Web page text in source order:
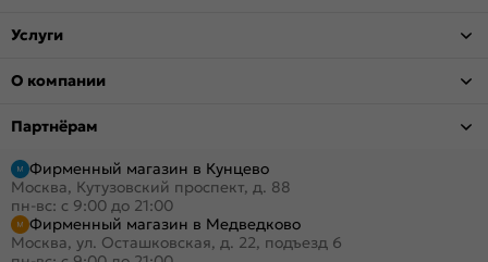
Услуги
О компании
Партнёрам
Фирменный магазин в Кунцево
Москва, Кутузовский проспект, д. 88
пн-вс: с 9:00 до 21:00
Фирменный магазин в Медведково
Москва, ул. Осташковская, д. 22, подъезд 6